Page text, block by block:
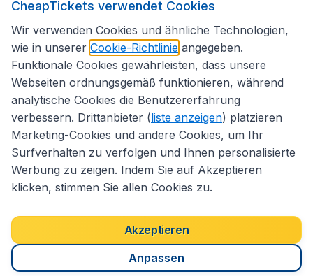
Folgen Sie uns:
Allgemeine Geschäftsbedingungen
Cookies
Copyright © 2026
CheapTickets verwendet Cookies
Wir verwenden Cookies und ähnliche Technologien,
wie in unserer Cookie-Richtlinie angegeben.
Funktionale Cookies gewährleisten, dass unsere
Webseiten ordnungsgemäß funktionieren, während
analytische Cookies die Benutzererfahrung
verbessern. Drittanbieter (liste anzeigen) platzieren
Marketing-Cookies und andere Cookies, um Ihr
Surfverhalten zu verfolgen und Ihnen personalisierte
Werbung zu zeigen. Indem Sie auf Akzeptieren
klicken, stimmen Sie allen Cookies zu.
Akzeptieren
Anpassen